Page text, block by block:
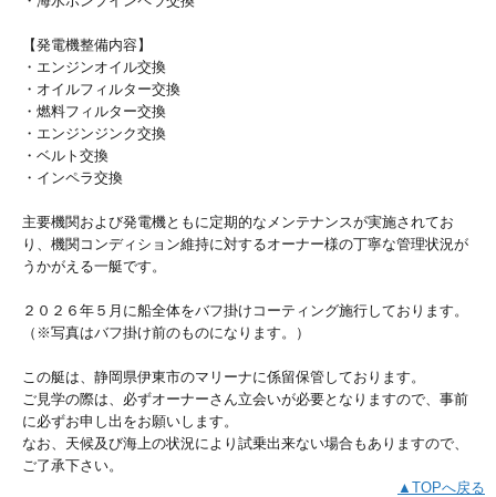
【発電機整備内容】
・エンジンオイル交換
・オイルフィルター交換
・燃料フィルター交換
・エンジンジンク交換
・ベルト交換
・インペラ交換
主要機関および発電機ともに定期的なメンテナンスが実施されてお
り、機関コンディション維持に対するオーナー様の丁寧な管理状況が
うかがえる一艇です。
２０２６年５月に船全体をバフ掛けコーティング施行しております。
（※写真はバフ掛け前のものになります。）
この艇は、静岡県伊東市のマリーナに係留保管しております。
ご見学の際は、必ずオーナーさん立会いが必要となりますので、事前
に必ずお申し出をお願いします。
なお、天候及び海上の状況により試乗出来ない場合もありますので、
ご了承下さい。
▲TOPへ戻る